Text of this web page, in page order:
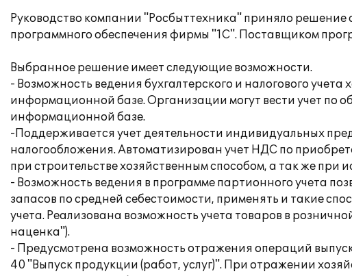
Руководство компании "Росбыттехника" приняло решение
программного обеспечения фирмы "1С". Поставщиком
Выбранное решение имеет следующие возможности.
- Возможность ведения бухгалтерского и налогового
информационной базе. Организации могут вести учет по
информационной базе.
-Поддерживается учет деятельности индивидуальных
налогообложения. Автоматизирован учет НДС по
при строительстве хозяйственным способом, а так же при
- Возможность ведения в программе партионного учета
запасов по средней себестоимости, применять и такие
учета. Реализована возможность учета товаров в
наценка").
- Предусмотрена возможность отражения операций
40 "Выпуск продукции (работ, услуг)". При отражении